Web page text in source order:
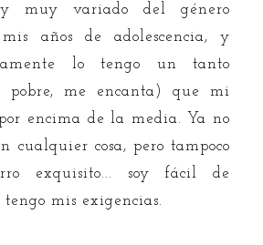
muy variado del género
años de adolescencia, y
lo tengo un tanto
pobre, me encanta) que mi
encima de la media. Ya no
cualquier cosa, pero tampoco
exquisito... soy fácil de
tengo mis exigencias.